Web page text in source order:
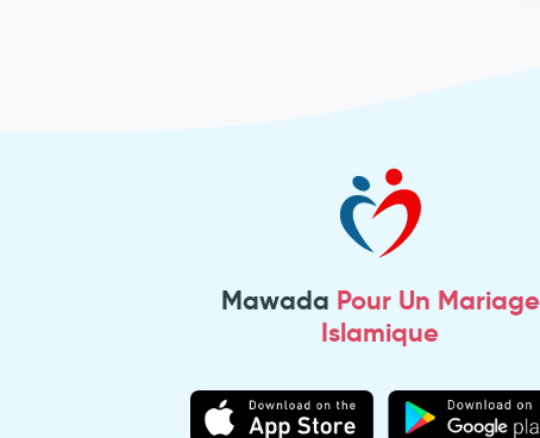
Mawada Pour Un Mariage
Islamique